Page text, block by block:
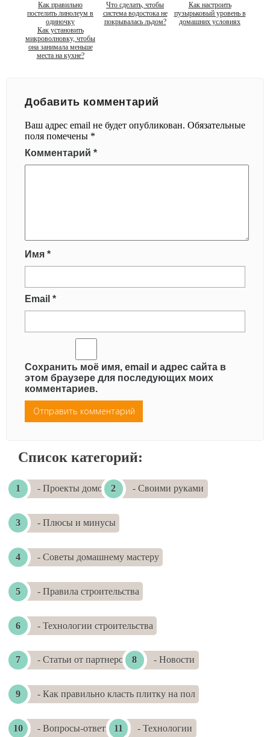
Как правильно
постелить линолеум в
одиночку
Что сделать, чтобы
система водостока не
покрывалась льдом?
Как настроить
пузырьковый уровень в
домашних условиях
Как установить
микроволновку, чтобы
она занимала меньше
места на кухне?
Добавить комментарий
Ваш адрес email не будет опубликован. Обязательные
поля помечены *
Комментарий *
Имя *
Email *
Сохранить моё имя, email и адрес сайта в
этом браузере для последующих моих
комментариев.
Список категорий:
- Проекты домов - Своими руками
- Плюсы и минусы
- Советы домашнему мастеру
- Правила строительства
- Технологии строительства
- Статьи от партнеров - Новости
- Как правильно класть плитку на пол
- Вопросы-ответы - Технологии